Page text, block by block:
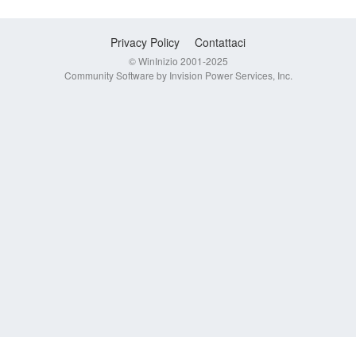
Privacy Policy Contattaci
© WinInizio 2001-2025
Community Software by Invision Power Services, Inc.